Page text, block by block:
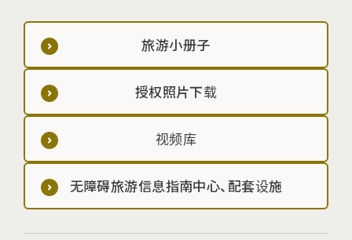
旅游小册子
授权照片下载
视频库
无障碍旅游信息指南中心、配套设施